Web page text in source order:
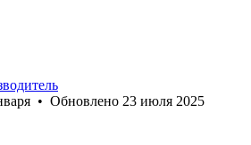
• Обновлено 23 июля 2025